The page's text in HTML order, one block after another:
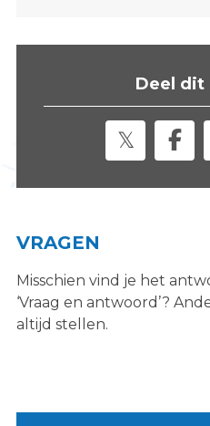
Deel dit
VRAGEN
Misschien vind je het
‘Vraag en antwoord’?
altijd stellen.